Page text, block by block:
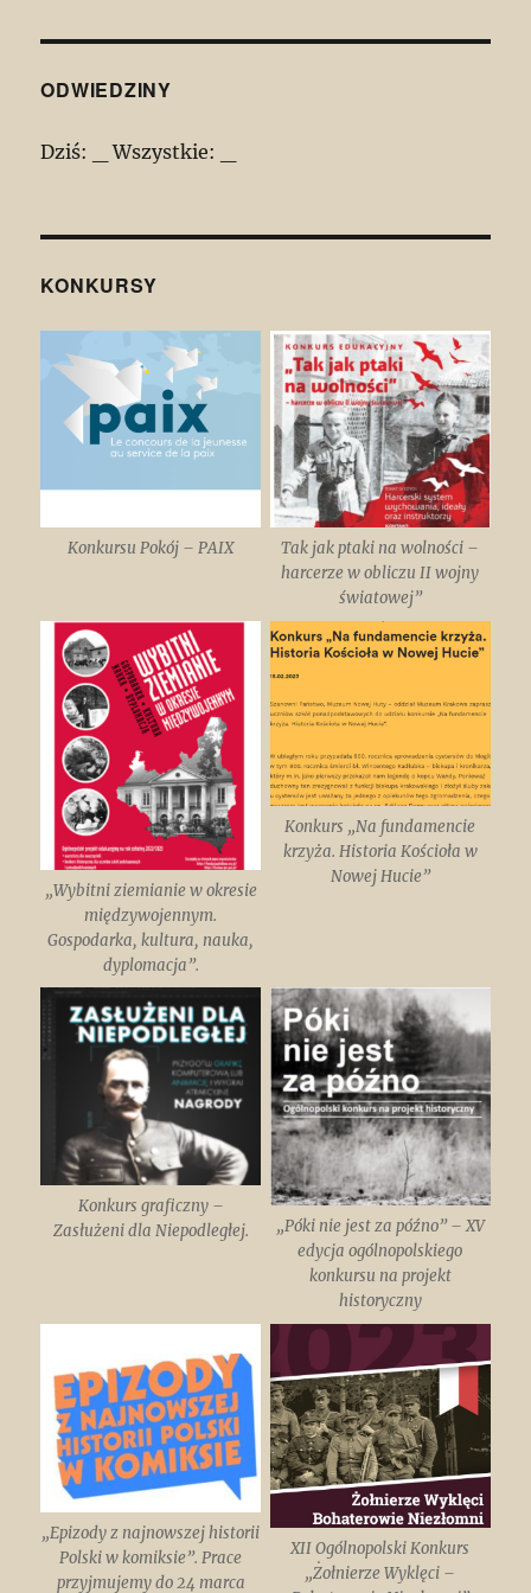
ODWIEDZINY
Dziś: Wszystkie:
KONKURSY
Konkursu Pokój – PAIX
Tak jak ptaki na wolności –
harcerze w obliczu II wojny
światowej”
„Wybitni ziemianie w okresie
międzywojennym.
Gospodarka, kultura, nauka,
dyplomacja”.
Konkurs „Na fundamencie
krzyża. Historia Kościoła w
Nowej Hucie”
Konkurs graficzny –
Zasłużeni dla Niepodległej.
„Póki nie jest za późno” – XV
edycja ogólnopolskiego
konkursu na projekt
historyczny
„Epizody z najnowszej historii
Polski w komiksie”. Prace
przyjmujemy do 24 marca
XII Ogólnopolski Konkurs
„Żołnierze Wyklęci –